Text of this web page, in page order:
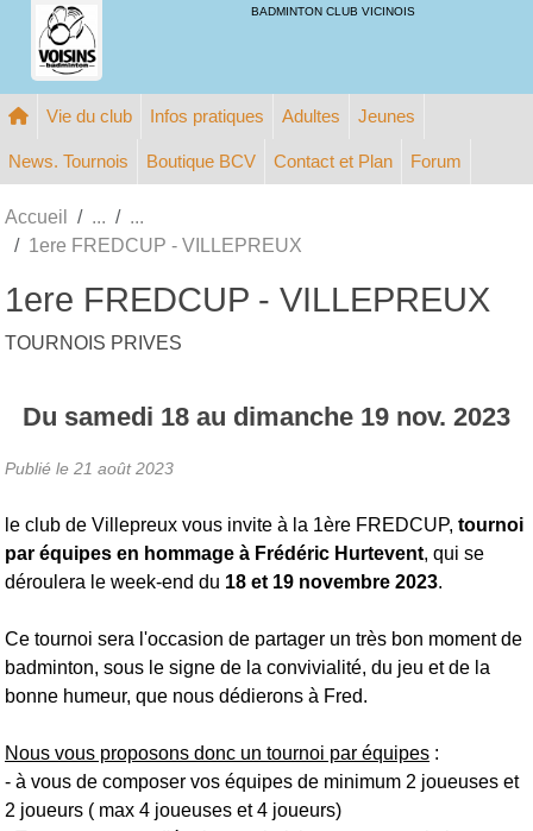
BADMINTON CLUB VICINOIS
Vie du club Infos pratiques Adultes Jeunes
News. Tournois Boutique BCV Contact et Plan Forum
Accueil
1ere FREDCUP - VILLEPREUX
1ere FREDCUP - VILLEPREUX
TOURNOIS PRIVES
Du samedi 18 au dimanche 19 nov. 2023
Publié le 21 août 2023
le club de Villepreux vous invite à la 1ère FREDCUP, tournoi
par équipes en hommage à Frédéric Hurtevent, qui se
déroulera le week-end du 18 et 19 novembre 2023.
Ce tournoi sera l'occasion de partager un très bon moment de
badminton, sous le signe de la convivialité, du jeu et de la
bonne humeur, que nous dédierons à Fred.
Nous vous proposons donc un tournoi par équipes :
- à vous de composer vos équipes de minimum 2 joueuses et
2 joueurs ( max 4 joueuses et 4 joueurs)
Panneau de gestion des cookies